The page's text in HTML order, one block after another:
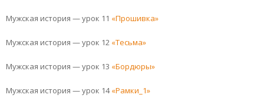
Мужская история — урок 11 «Прошивка»
Мужская история — урок 12 «Тесьма»
Мужская история — урок 13 «Бордюры»
Мужская история — урок 14«Рамки_1»